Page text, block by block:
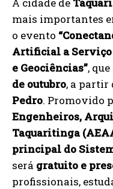
mais importantes
o evento
Artificial a
e Geociências”,
de outubro, a partir
Pedro. Promovido
Engenheiros,
Taquaritinga
principal do
será gratuito e
profissionais,